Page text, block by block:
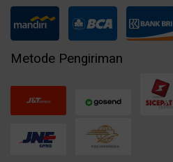
Metode Pengiriman